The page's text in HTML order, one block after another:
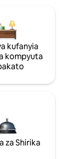
kufanyia
kompyuta
za Shirika